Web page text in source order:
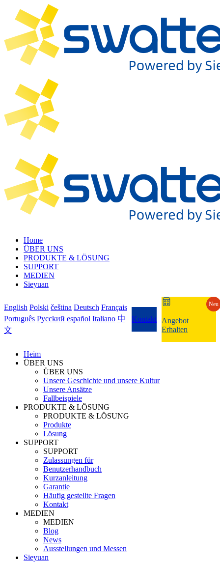
Home
ÜBER UNS
PRODUKTE & LÖSUNG
SUPPORT
MEDIEN
Sieyuan
English Polski čeština Deutsch Français
Português Pycckий español Italiano 中
文
Kontakt
Angebot
Erhalten
Neu
Heim
ÜBER UNS
ÜBER UNS
Unsere Geschichte und unsere Kultur
Unsere Ansätze
Fallbeispiele
PRODUKTE & LÖSUNG
PRODUKTE & LÖSUNG
Produkte
Lösung
SUPPORT
SUPPORT
Zulassungen für
Benutzerhandbuch
Kurzanleitung
Garantie
Häufig gestellte Fragen
Kontakt
MEDIEN
MEDIEN
Blog
News
Ausstellungen und Messen
Sieyuan